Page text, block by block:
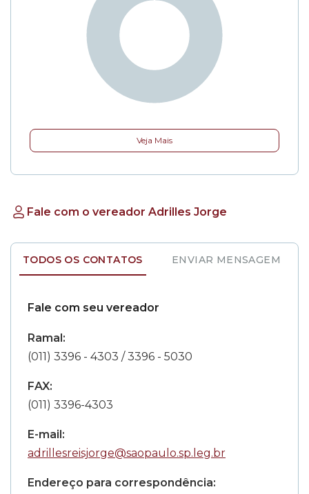
Veja Mais
Fale com o vereador Adrilles Jorge
TODOS OS CONTATOS ENVIAR MENSAGEM
Fale com seu vereador
Ramal:
(011) 3396 - 4303 / 3396 - 5030
FAX:
(011) 3396-4303
E-mail:
adrillesreisjorge@saopaulo.sp.leg.br
Endereço para correspondência: